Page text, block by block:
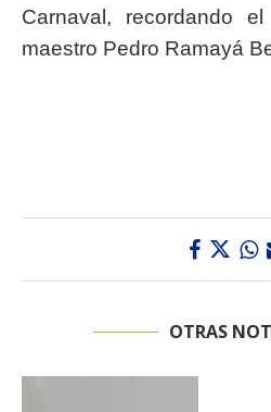
Carnaval, recordando
maestro Pedro Ramayá
OTRAS